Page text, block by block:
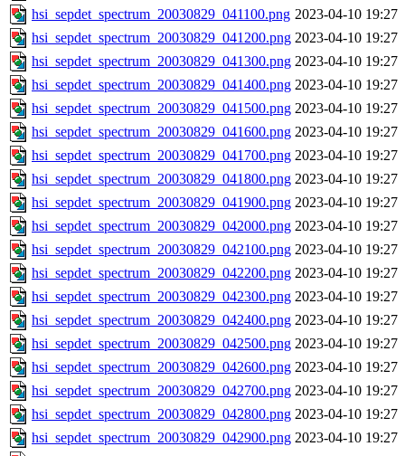
hsi_sepdet_spectrum_20030829_041100.png 2023-04-10 19:27
hsi_sepdet_spectrum_20030829_041200.png 2023-04-10 19:27
hsi_sepdet_spectrum_20030829_041300.png 2023-04-10 19:27
hsi_sepdet_spectrum_20030829_041400.png 2023-04-10 19:27
hsi_sepdet_spectrum_20030829_041500.png 2023-04-10 19:27
hsi_sepdet_spectrum_20030829_041600.png 2023-04-10 19:27
hsi_sepdet_spectrum_20030829_041700.png 2023-04-10 19:27
hsi_sepdet_spectrum_20030829_041800.png 2023-04-10 19:27
hsi_sepdet_spectrum_20030829_041900.png 2023-04-10 19:27
hsi_sepdet_spectrum_20030829_042000.png 2023-04-10 19:27
hsi_sepdet_spectrum_20030829_042100.png 2023-04-10 19:27
hsi_sepdet_spectrum_20030829_042200.png 2023-04-10 19:27
hsi_sepdet_spectrum_20030829_042300.png 2023-04-10 19:27
hsi_sepdet_spectrum_20030829_042400.png 2023-04-10 19:27
hsi_sepdet_spectrum_20030829_042500.png 2023-04-10 19:27
hsi_sepdet_spectrum_20030829_042600.png 2023-04-10 19:27
hsi_sepdet_spectrum_20030829_042700.png 2023-04-10 19:27
hsi_sepdet_spectrum_20030829_042800.png 2023-04-10 19:27
hsi_sepdet_spectrum_20030829_042900.png 2023-04-10 19:27